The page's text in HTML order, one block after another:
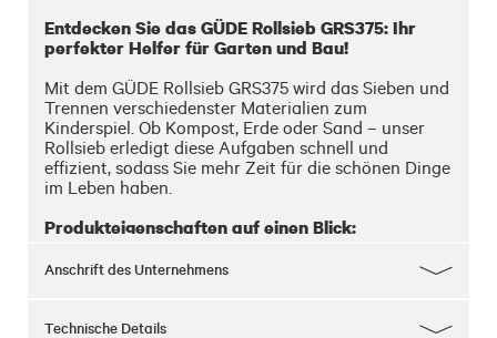
Entdecken Sie das GÜDE Rollsieb GRS375: Ihr
perfekter Helfer für Garten und Bau!
Mit dem GÜDE Rollsieb GRS375 wird das Sieben und
Trennen verschiedenster Materialien zum
Kinderspiel. Ob Kompost, Erde oder Sand – unser
Rollsieb erledigt diese Aufgaben schnell und
effizient, sodass Sie mehr Zeit für die schönen Dinge
im Leben haben.
Produkteigenschaften auf einen Blick:
- Vielseitige Einsatzmöglichkeiten:
mehr.
Anschrift des Unternehmens
Technische Details